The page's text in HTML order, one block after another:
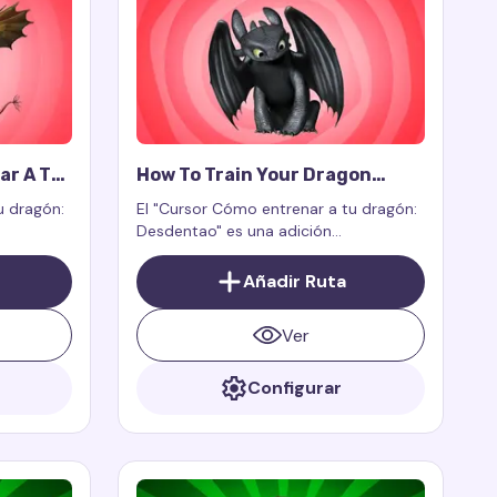
A Tu
dragón:
del
o
How To Train Your Dragon
Toothless Cursor Trail
El "Cursor Cómo entrenar a tu dragón:
Desdentao" es una adición
encantadora y emocionante a tu
experiencia digital, que lleva magia,
gracia y aventuras a tu pantalla con el
querido dragón Furia Nocturna
Añadir Ruta
Ver
Configurar